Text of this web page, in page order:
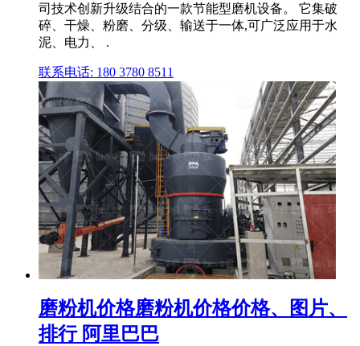
司技术创新升级结合的一款节能型磨机设备。 它集破
碎、干燥、粉磨、分级、输送于一体,可广泛应用于水
泥、电力、 .
联系电话: 180 3780 8511
磨粉机价格磨粉机价格价格、图片、
排行 阿里巴巴